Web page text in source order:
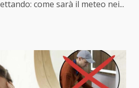
come sarà il meteo nei...